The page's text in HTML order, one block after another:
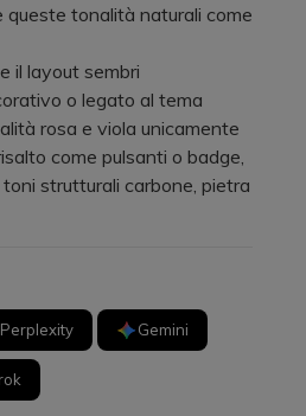
queste tonalità naturali come
il layout sembri
o legato al tema
rosa e viola unicamente
come pulsanti o badge,
strutturali carbone, pietra
Perplexity Gemini